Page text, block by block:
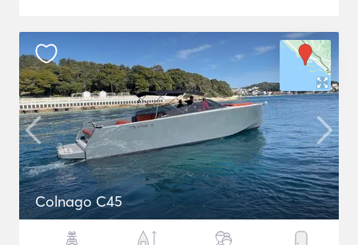
Colnago C45